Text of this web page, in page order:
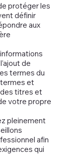
protéger les
définir
aux
de
termes du
termes et
titres et
votre propre
pleinement
afin
qui